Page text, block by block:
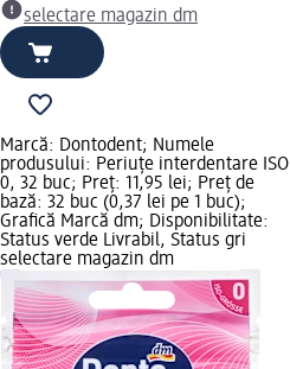
selectare magazin dm
Marcă: Dontodent; Numele
produsului: Periuțe interdentare ISO
0, 32 buc; Preț: 11,95 lei; Preț de
bază: 32 buc (0,37 lei pe 1 buc);
Grafică Marcă dm; Disponibilitate:
Status verde Livrabil, Status gri
selectare magazin dm